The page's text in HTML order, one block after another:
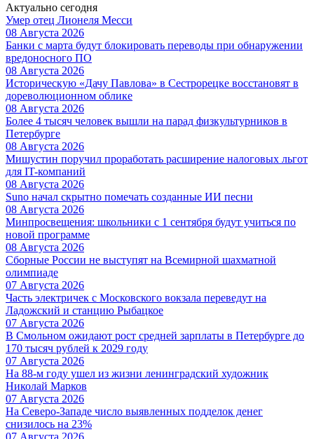
Актуально сегодня
Умер отец Лионеля Месси
08 Августа 2026
Банки с марта будут блокировать переводы при обнаружении
вредоносного ПО
08 Августа 2026
Историческую «Дачу Павлова» в Сестрорецке восстановят в
дореволюционном облике
08 Августа 2026
Более 4 тысяч человек вышли на парад физкультурников в
Петербурге
08 Августа 2026
Мишустин поручил проработать расширение налоговых льгот
для IT-компаний
08 Августа 2026
Suno начал скрытно помечать созданные ИИ песни
08 Августа 2026
Минпросвещения: школьники с 1 сентября будут учиться по
новой программе
08 Августа 2026
Сборные России не выступят на Всемирной шахматной
олимпиаде
07 Августа 2026
Часть электричек с Московского вокзала переведут на
Ладожский и станцию Рыбацкое
07 Августа 2026
В Смольном ожидают рост средней зарплаты в Петербурге до
170 тысяч рублей к 2029 году
07 Августа 2026
На 88-м году ушел из жизни ленинградский художник
Николай Марков
07 Августа 2026
На Северо-Западе число выявленных подделок денег
снизилось на 23%
07 Августа 2026